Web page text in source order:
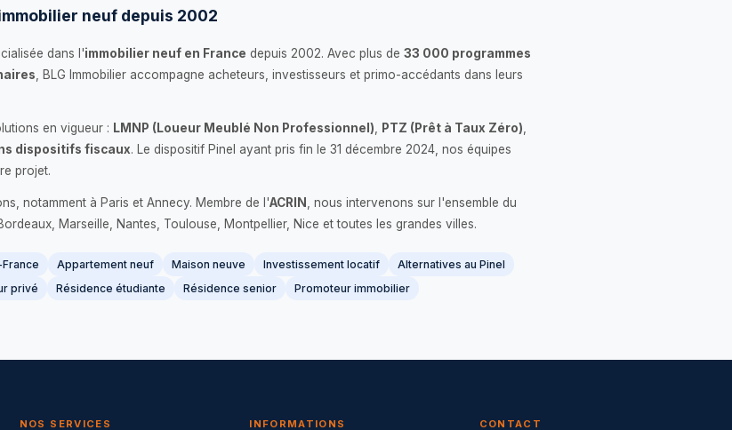
neuf depuis 2002
dans l'immobilier neuf en France depuis 2002. Avec plus de 33 000 programmes
, BLG Immobilier accompagne acheteurs, investisseurs et primo-accédants dans leurs
en vigueur : LMNP (Loueur Meublé Non Professionnel) PTZ (Prêt à Taux Zéro)
dispositifs fiscaux. Le dispositif Pinel ayant pris fin le 31 décembre 2024, nos équipes
projet.
notamment à Paris et Annecy. Membre de l'ACRIN
, nous intervenons sur l'ensemble du
Marseille, Nantes, Toulouse, Montpellier, Nice et toutes les grandes villes.
Appartement neuf Maison neuve Investissement locatif
Alternatives au Pinel
privé Résidence étudiante Résidence senior
Promoteur immobilier
NOS SERVICES INFORMATIONS CONTACT